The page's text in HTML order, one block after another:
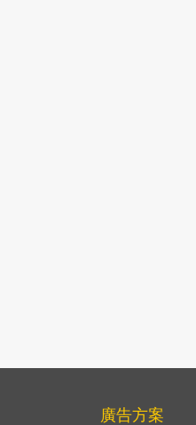
廣告方案